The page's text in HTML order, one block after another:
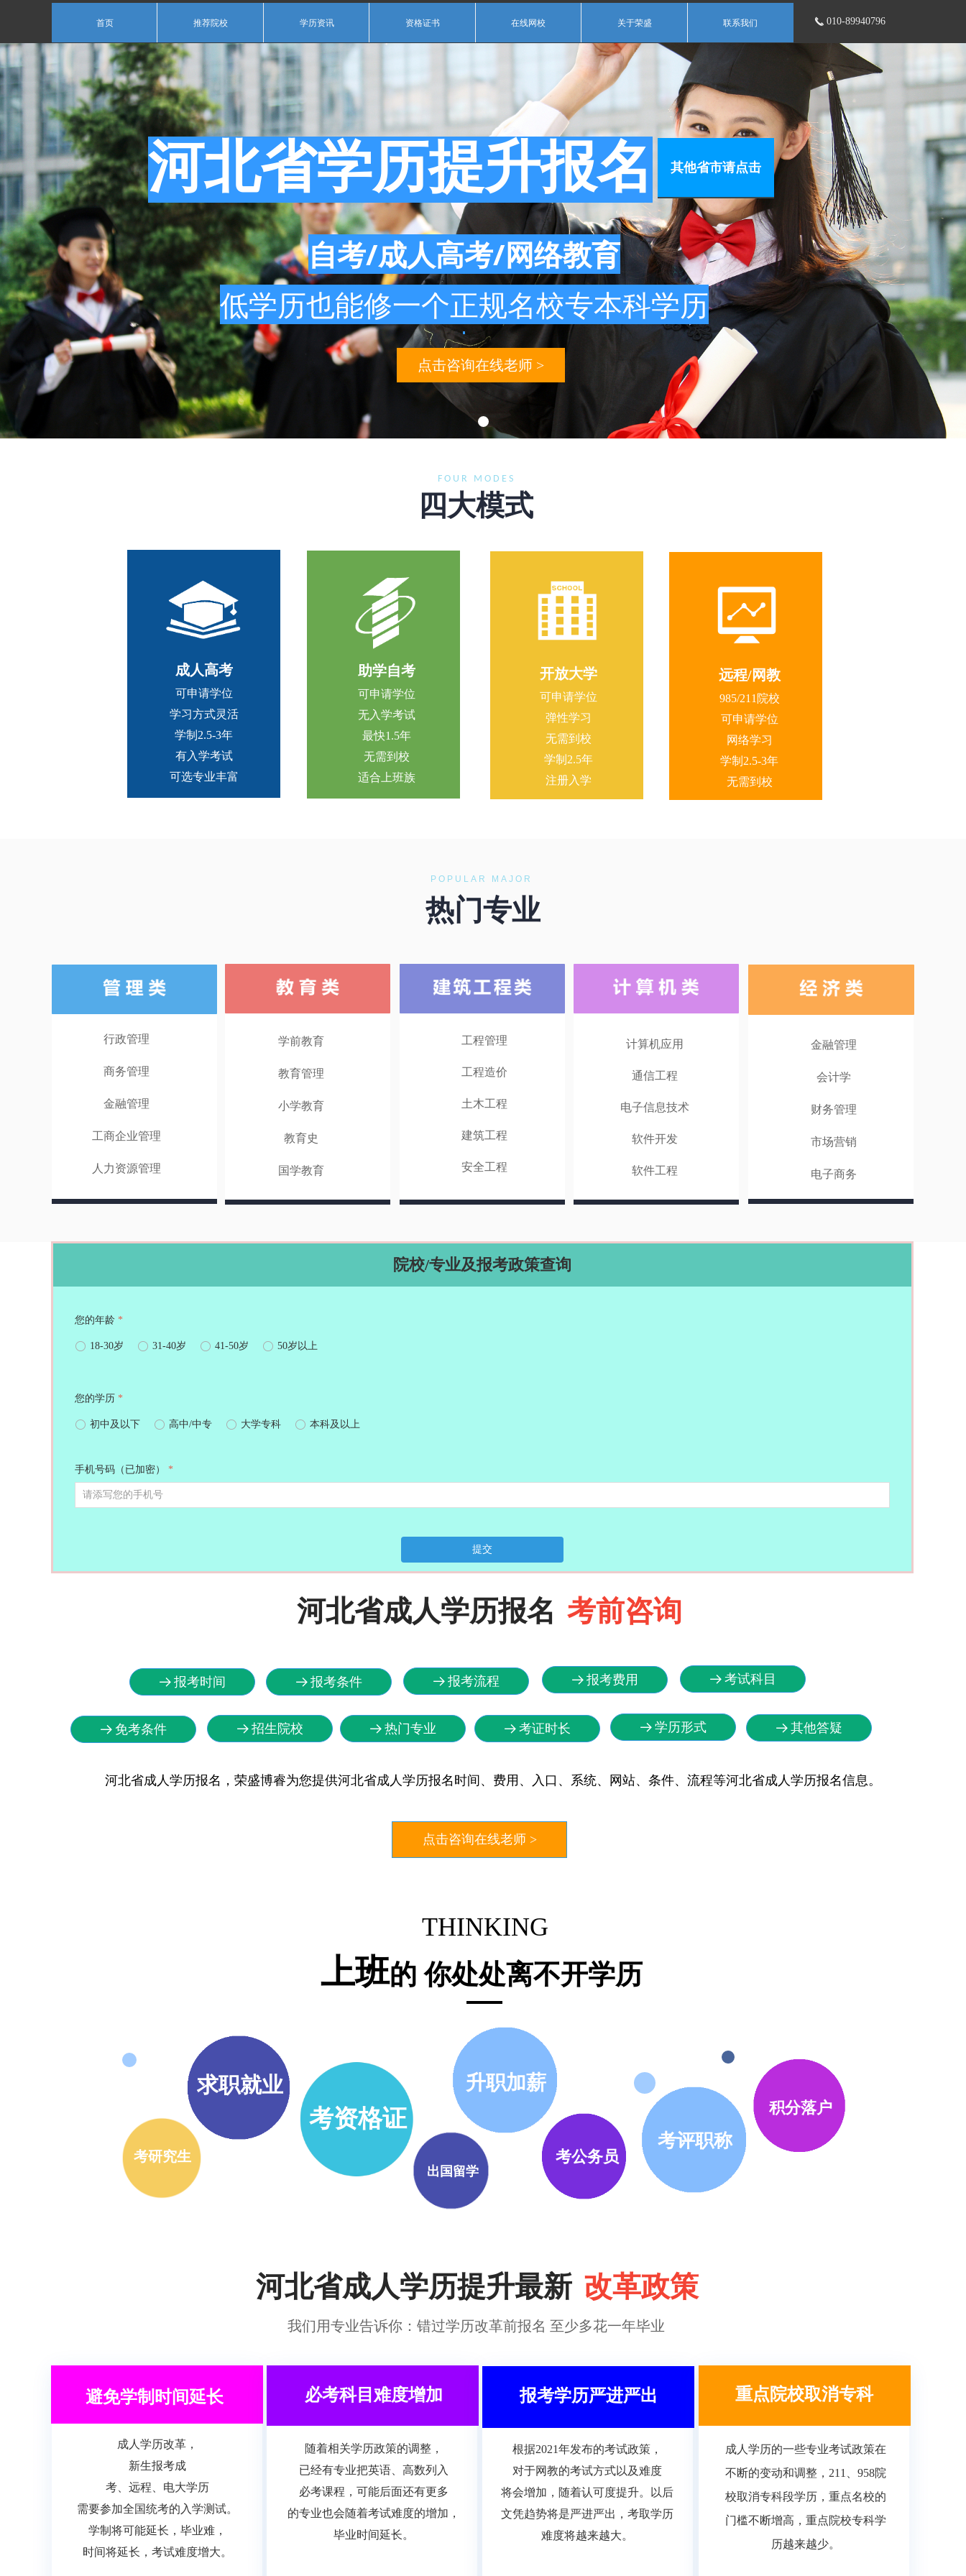
끅 010-89940796
首页 推荐院校 学历资讯 资格证书 在线网校 关于荣盛 联系我们
工程管理
工程造价
土木工程
建筑工程
安全工程
学前教育
教育管理
小学教育
教育史
国学教育
行政管理
商务管理
金融管理
工商企业管理
人力资源管理
热门专业
POPULAR MAJOR
计算机应用
通信工程
电子信息技术
软件开发
软件工程
金融管理
会计学
财务管理
市场营销
电子商务
四大模式
FOUR MODES
成人高考
可申请学位
学习方式灵活
学制2.5-3年
有入学考试
可选专业丰富
助学自考
可申请学位
无入学考试
最快1.5年
无需到校
适合上班族
开放大学
可申请学位
弹性学习
无需到校
学制2.5年
注册入学
远程/网教
985/211院校
可申请学位
网络学习
学制2.5-3年
无需到校
避免学制时间延长
成人学历改革，
新生报考成
考、远程、电大学历
需要参加全国统考的入学测试。
学制将可能延长，毕业难，
时间将延长，考试难度增大。
必考科目难度增加
随着相关学历政策的调整，
已经有专业把英语、高数列入
必考课程，可能后面还有更多
的专业也会随着考试难度的增加，
毕业时间延长。
报考学历严进严出
根据2021年发布的考试政策，
对于网教的考试方式以及难度
将会增加，随着认可度提升。以后
文凭趋势将是严进严出，考取学历
难度将越来越大。
我们用专业告诉你：错过学历改革前报名 至少多花一年毕业
重点院校取消专科
成人学历的一些专业考试政策在
不断的变动和调整，211、958院
校取消专科段学历，重点名校的
门槛不断增高，重点院校专科学
历越来越少。
河北省成人学历提升最新 改革政策
院校/专业及报考政策查询
您的年龄 *
ꀐ 18-30岁 ꀐ 31-40岁 ꀐ 41-50岁 ꀐ 50岁以上
您的学历 *
ꀐ 初中及以下 ꀐ 高中/中专 ꀐ 大学专科 ꀐ 本科及以上
手机号码（已加密） *
提交
点击咨询在线老师 >
其他省市请点击
河北省学历提升报名
自考/成人高考/网络教育
低学历也能修一个正规名校专本科学历
河北省成人学历报名，荣盛博睿为您提供河北省成人学历报名时间、费用、入口、系统、网站、条件、流程等河北省成人学历报名信息。
点击咨询在线老师 >
뀠 报考时间 뀠 报考条件 뀠 报考流程 뀠 报考费用 뀠 考试科目
뀠 招生院校
뀠 免考条件 뀠 热门专业 뀠 考证时长 뀠 学历形式 뀠 其他答疑
河北省成人学历报名 考前咨询
考研究生
求职就业
考资格证
升职加薪
考公务员
考评职称
积分落户
出国留学
THINKING
上班的 你处处离不开学历